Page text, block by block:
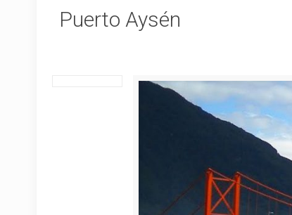
Puerto Aysén